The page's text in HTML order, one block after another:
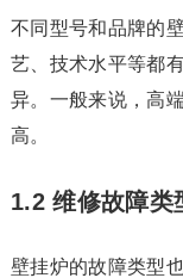
不同型号和品牌的
艺、技术水平等都
异。一般来说，高
高。
1.2 维修故障类
壁挂炉的故障类型